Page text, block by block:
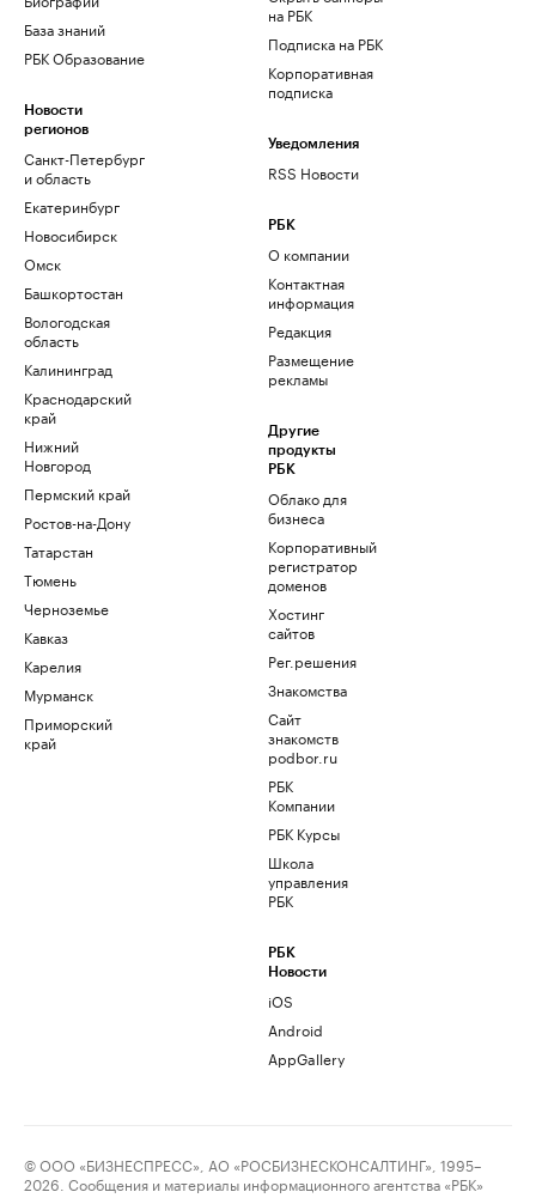
База знаний
РБК Образование
Новости
регионов
Санкт-Петербург
и область
Екатеринбург
Новосибирск
Омск
Башкортостан
Вологодская
область
Калининград
Краснодарский
край
Нижний
Новгород
Пермский край
Ростов-на-Дону
Татарстан
Тюмень
Черноземье
Кавказ
Карелия
Мурманск
Приморский
край
на РБК
Подписка на РБК
Корпоративная
подписка
Уведомления
RSS Новости
РБК
О компании
Контактная
информация
Редакция
Размещение
рекламы
Другие
продукты
РБК
Облако для
бизнеса
Корпоративный
регистратор
доменов
Хостинг
сайтов
Рег.решения
Знакомства
Сайт
знакомств
podbor.ru
РБК
Компании
РБК Курсы
Школа
управления
РБК
РБК
Новости
iOS
Android
AppGallery
© ООО «БИЗНЕСПРЕСС», АО «РОСБИЗНЕСКОНСАЛТИНГ», 1995–
2026. Сообщения и материалы информационного агентства «РБК»